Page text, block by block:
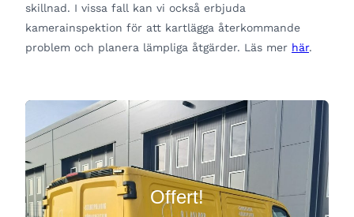
skillnad. I vissa fall kan vi också erbjuda
kamerainspektion för att kartlägga återkommande
problem och planera lämpliga åtgärder. Läs mer här.
Offert!